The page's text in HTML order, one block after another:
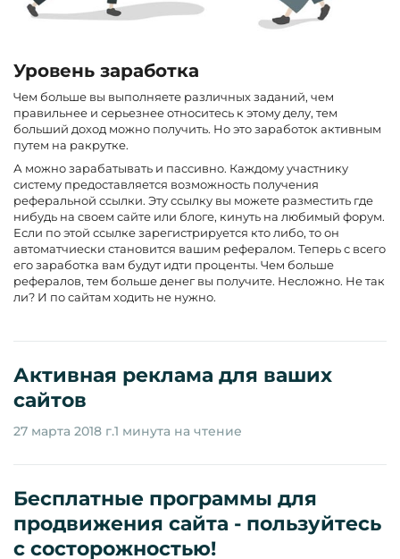
Уровень заработка
Чем больше вы выполняете различных заданий, чем
правильнее и серьезнее относитесь к этому делу, тем
больший доход можно получить. Но это заработок активным
путем на ракрутке.
А можно зарабатывать и пассивно. Каждому участнику
систему предоставляется возможность получения
реферальной ссылки. Эту ссылку вы можете разместить где
нибудь на своем сайте или блоге, кинуть на любимый форум.
Если по этой ссылке зарегистрируется кто либо, то он
автоматчиески становится вашим рефералом. Теперь с всего
его заработка вам будут идти проценты. Чем больше
рефералов, тем больше денег вы получите. Несложно. Не так
ли? И по сайтам ходить не нужно.
Активная реклама для ваших
сайтов
27 марта 2018 г.1 минута на чтение
Бесплатные программы для
продвижения сайта - пользуйтесь
с состорожностью!